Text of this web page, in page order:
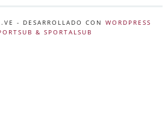
- DESARROLLADO CON WORDPRESS
& SPORTALSUB